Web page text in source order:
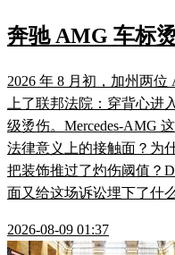
奔驰 AMG 车标
2026 年 8 月初，加州两
上了联邦法院：穿背心进
级烫伤。Mercedes-AMG
法律意义上的接触面？为
把装饰推过了灼伤阈值？
面又给这场诉讼埋下了什
2026-08-09 01:37